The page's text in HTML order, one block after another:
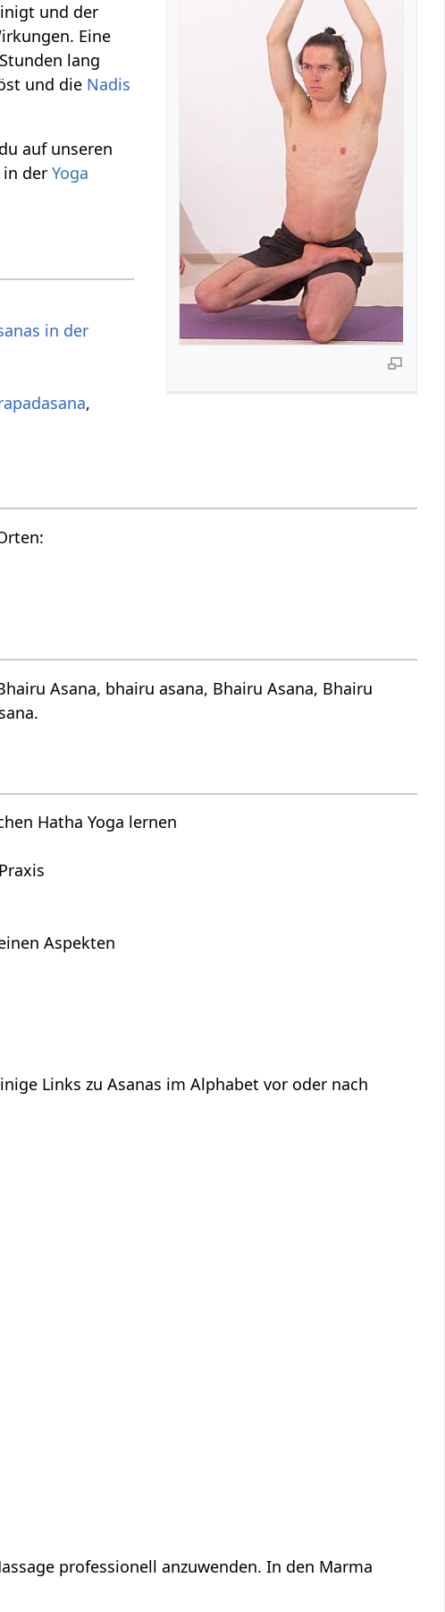
und der
Eine
lang
und die Nadis
auf unseren
in derYoga
in der
,
Asana, bhairu asana, Bhairu Asana, Bhairu
Hatha Yoga lernen
Aspekten
Links zu Asanas im Alphabet vor oder nach
professionell anzuwenden. In den Marma